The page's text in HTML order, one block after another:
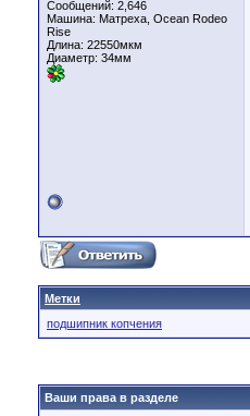
Сообщений: 2,646
Машина: Матреха, Ocean Rodeo
Rise
Длина: 22550мкм
Диаметр: 34мм
Метки
подшипник копчения
Ваши права в разделе